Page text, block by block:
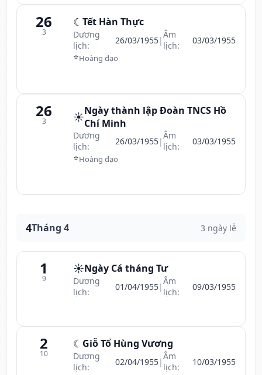
26
3
☾ Tết Hàn Thực
Dương
lịch:
26/03/1955|Âm
lịch:
03/03/1955
⭐Hoàng đạo
26
3 ☀️Ngày thành lập Đoàn TNCS Hồ
Chí Minh
Dương
lịch:
26/03/1955|Âm
lịch:
03/03/1955
⭐Hoàng đạo
4Tháng 4 3 ngày lễ
1
9
☀️Ngày Cá tháng Tư
Dương
lịch:
01/04/1955|Âm
lịch:
09/03/1955
2
10
☾ Giỗ Tổ Hùng Vương
Dương
lịch:
02/04/1955|Âm
lịch:
10/03/1955